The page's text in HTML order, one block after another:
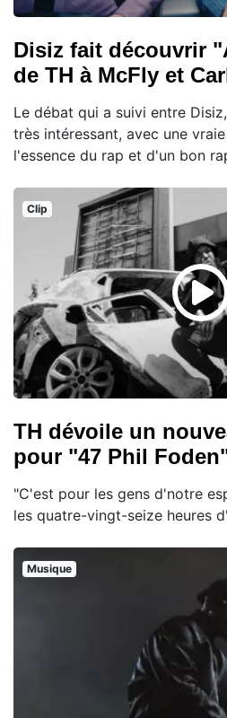
Disiz fait découvrir
de TH à McFly et
Le débat qui a suivi entre
très intéressant, avec une
l'essence du rap et d'un bon
Clip
TH dévoile un
pour "47 Phil
"C'est pour les gens d'notre
les quatre-vingt-seize heures
Musique